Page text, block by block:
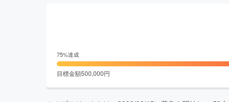
75%達成
目標金額500,000円